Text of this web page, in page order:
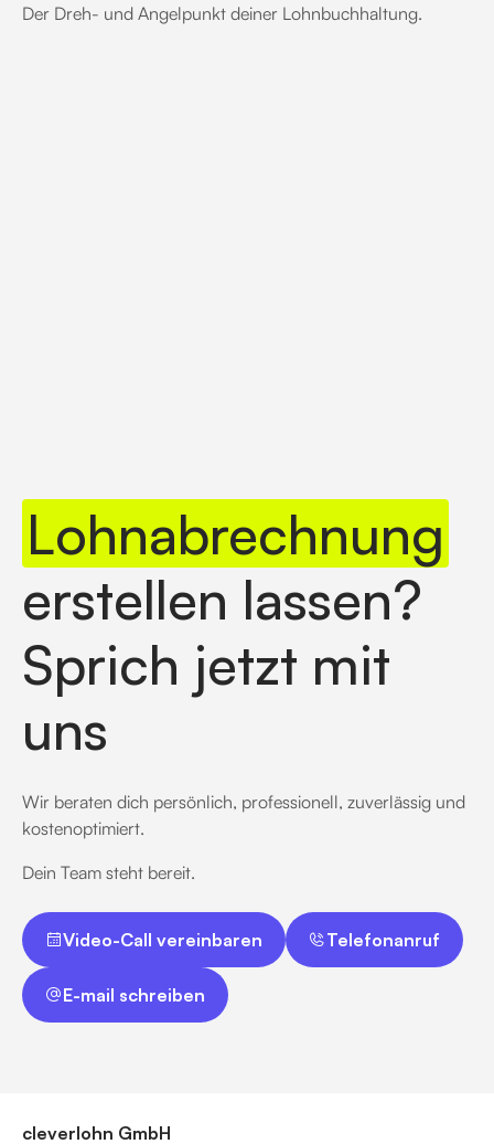
Der Dreh- und Angelpunkt deiner Lohnbuchhaltung.
Lohnabrechnung
erstellen lassen?
Sprich jetzt mit
uns
Wir beraten dich persönlich, professionell, zuverlässig und
kostenoptimiert.
Dein Team steht bereit.
Video-Call vereinbaren
Video-Call vereinbaren
Telefonanruf
Telefonanruf
E-mail schreiben
E-mail schreiben
cleverlohn GmbH